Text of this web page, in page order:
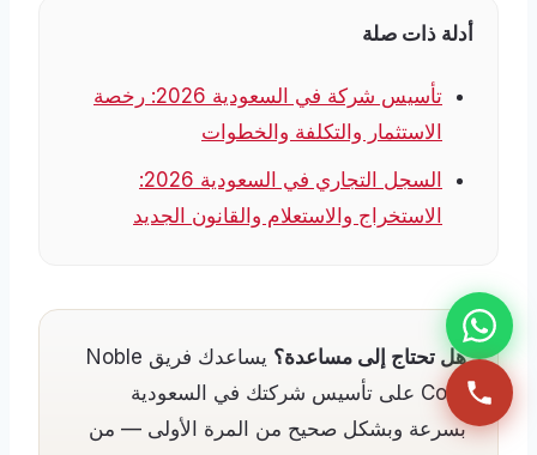
أدلة ذات صلة
تأسيس شركة في السعودية 2026: رخصة
الاستثمار والتكلفة والخطوات
السجل التجاري في السعودية 2026:
الاستخراج والاستعلام والقانون الجديد
هل تحتاج إلى مساعدة؟
يساعدك فريق Noble
Core على تأسيس شركتك في السعودية
بسرعة وبشكل صحيح من المرة الأولى — من